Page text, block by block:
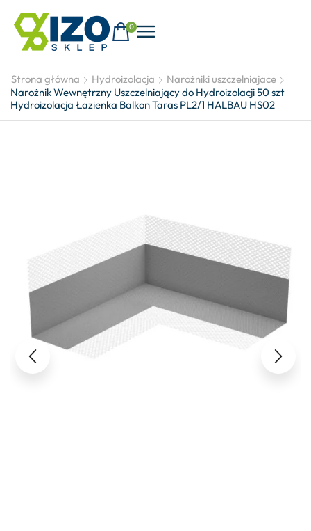
0
Strona główna Hydroizolacja
Narożniki uszczelniajace
Narożnik Wewnętrzny Uszczelniający do Hydroizolacji 50 szt
Hydroizolacja Łazienka Balkon Taras PL2/1 HALBAU HS02